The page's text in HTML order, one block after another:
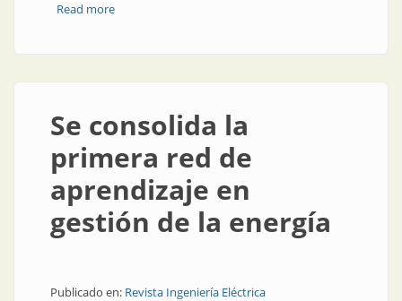
Read moreabout Los instaladores dicen, los instaladores
Se consolida la
primera red de
aprendizaje en
gestión de la energía
Publicado en: Revista Ingeniería Eléctrica